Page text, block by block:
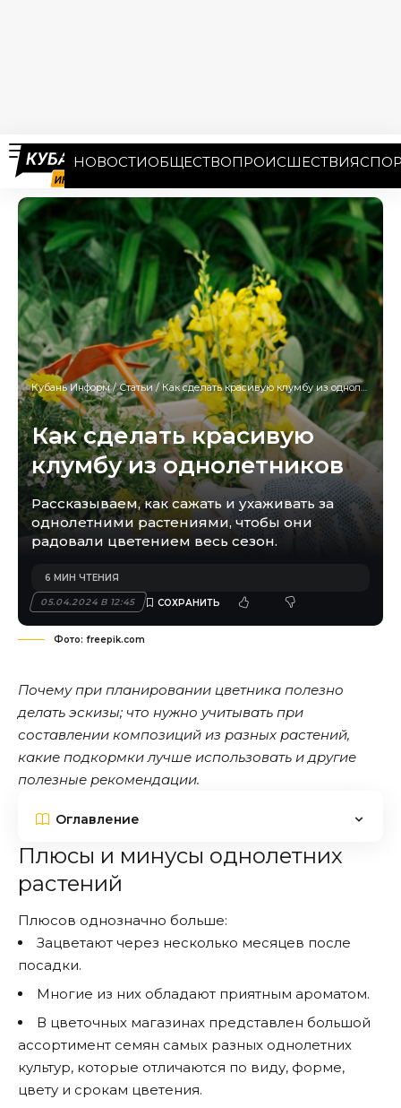
НОВОСТИОБЩЕСТВОПРОИСШЕСТВИЯ
Кубань Информ/Статьи/Как сделать красивую клумбу из однолетников
Как сделать красивую
клумбу из однолетников
Рассказываем, как сажать и ухаживать за
однолетними растениями, чтобы они
радовали цветением весь сезон.
05.04.2024 В 12:45
6 МИН ЧТЕНИЯ
Фото: freepik.com
Почему при планировании цветника полезно
делать эскизы; что нужно учитывать при
составлении композиций из разных растений,
какие подкормки лучше использовать и другие
полезные рекомендации.
Оглавление
Плюсы и минусы однолетних
растений
Плюсов однозначно больше:
Зацветают через несколько месяцев после
посадки.
Многие из них обладают приятным ароматом.
В цветочных магазинах представлен большой
ассортимент семян самых разных однолетних
культур, которые отличаются по виду, форме,
цвету и срокам цветения.